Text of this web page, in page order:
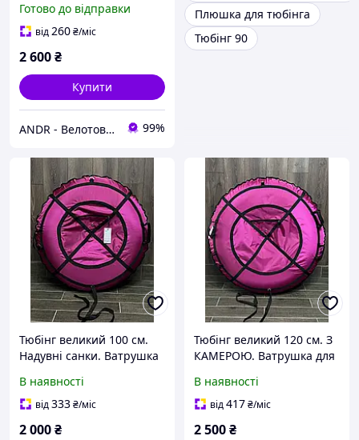
Готово до відправки
від260₴/міс
2 600₴
Купити
ANDR - Велотовари та розумний дім 99%
Плюшка для тюбінга
Тюбінг 90
Тюбінг великий 100 см.
Надувні санки. Ватрушка
Тюбінг для катання на
гірці.
В наявності
від333₴/міс
2 000₴
Тюбінг великий 120 см. З
КАМЕРОЮ. Ватрушка для
для катання на гірці.
В наявності
від417₴/міс
2 500₴